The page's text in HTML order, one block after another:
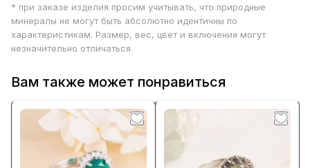
* при заказе изделия просим учитывать, что природные
минералы не могут быть абсолютно идентичны по
характеристикам. Размер, вес, цвет и включения могут
незначительно отличаться.
Вам также может понравиться